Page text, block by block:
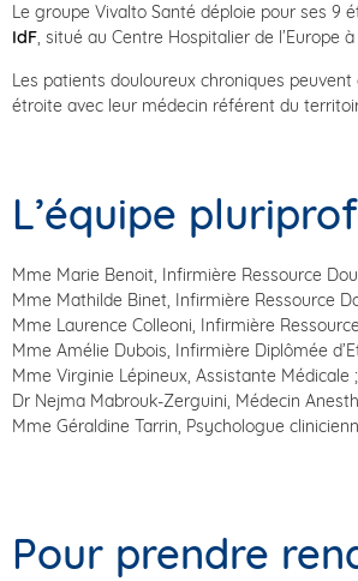
Le groupe Vivalto Santé déploie pour ses 9
IdF, situé au Centre Hospitalier de l’Europe
Les patients douloureux chroniques
étroite avec leur médecin référent du
L’équipe
Mme Marie Benoit, Infirmière Ressource
Mme Mathilde Binet, Infirmière Ressource
Mme Laurence Colleoni, Infirmière
Mme Amélie Dubois, Infirmière Diplômée
Mme Virginie Lépineux, Assistante Médicale ;
Dr Nejma Mabrouk-Zerguini, Médecin
Mme Géraldine Tarrin, Psychologue
Pour prendre